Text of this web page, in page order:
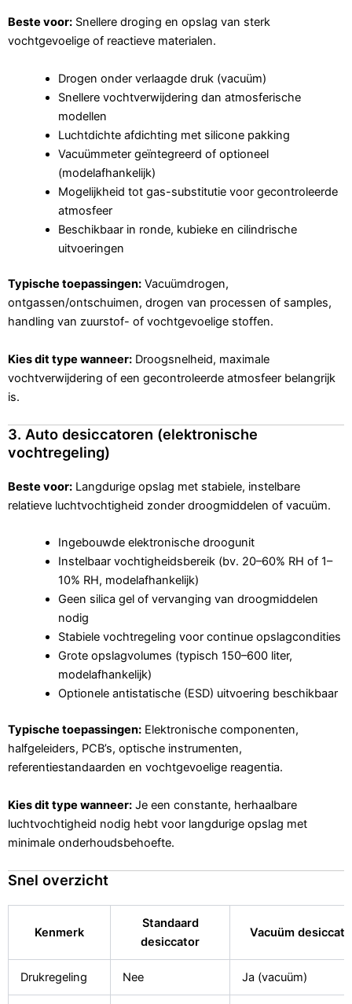
Beste voor: Snellere droging en opslag van sterk
vochtgevoelige of reactieve materialen.
Drogen onder verlaagde druk (vacuüm)
Snellere vochtverwijdering dan atmosferische
modellen
Luchtdichte afdichting met silicone pakking
Vacuümmeter geïntegreerd of optioneel
(modelafhankelijk)
Mogelijkheid tot gas-substitutie voor gecontroleerde
atmosfeer
Beschikbaar in ronde, kubieke en cilindrische
uitvoeringen
Typische toepassingen: Vacuümdrogen,
ontgassen/ontschuimen, drogen van processen of samples,
handling van zuurstof- of vochtgevoelige stoffen.
Kies dit type wanneer: Droogsnelheid, maximale
vochtverwijdering of een gecontroleerde atmosfeer belangrijk
is.
3. Auto desiccatoren (elektronische
vochtregeling)
Beste voor: Langdurige opslag met stabiele, instelbare
relatieve luchtvochtigheid zonder droogmiddelen of vacuüm.
Ingebouwde elektronische droogunit
Instelbaar vochtigheidsbereik (bv. 20–60% RH of 1–
10% RH, modelafhankelijk)
Geen silica gel of vervanging van droogmiddelen
nodig
Stabiele vochtregeling voor continue opslagcondities
Grote opslagvolumes (typisch 150–600 liter,
modelafhankelijk)
Optionele antistatische (ESD) uitvoering beschikbaar
Typische toepassingen: Elektronische componenten,
halfgeleiders, PCB’s, optische instrumenten,
referentiestandaarden en vochtgevoelige reagentia.
Kies dit type wanneer: Je een constante, herhaalbare
luchtvochtigheid nodig hebt voor langdurige opslag met
minimale onderhoudsbehoefte.
Snel overzicht
Kenmerk
Standaard
desiccator
Vacuüm
Drukregeling Nee Ja (vacuüm)